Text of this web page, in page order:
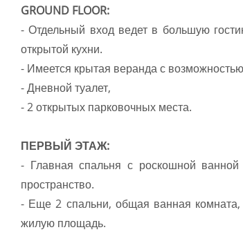
GROUND FLOOR:
- Отдельный вход ведет в большую
открытой кухни.
- Имеется крытая веранда с
- Дневной туалет,
- 2 открытых парковочных места.
ПЕРВЫЙ ЭТАЖ:
- Главная спальня с роскошной
пространство.
- Еще 2 спальни, общая ванная комната,
жилую площадь.